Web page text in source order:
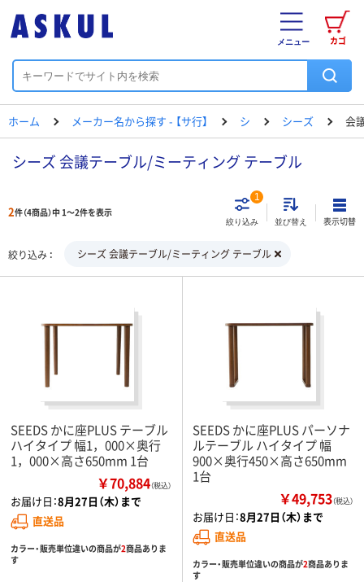
カゴ
メニュー
ホーム メーカー名から探す - 【サ行】 シ シーズ 会
シーズ 会議テーブル/ミーティング テーブル
2件（4商品）中 1～2件を表示
絞り込み
1
並び替え 表示切替
絞り込み シーズ 会議テーブル/ミーティング テーブル
SEEDS かに座PLUS テーブル
ハイタイプ 幅1，000×奥行
1，000×高さ650mm 1台
￥70,884（税込）
お届け日：8月27日（木）まで
直送品
カラー・販売単位違いの商品が2商品ありま
す
SEEDS かに座PLUS パーソナ
ルテーブル ハイタイプ 幅
900×奥行450×高さ650mm
1台
￥49,753（税込）
お届け日：8月27日（木）まで
直送品
カラー・販売単位違いの商品が2商品ありま
す